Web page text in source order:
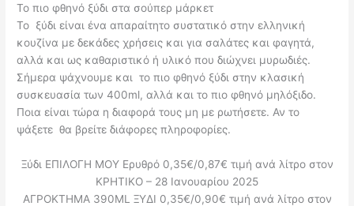
Το πιο φθηνό ξύδι στα σούπερ μάρκετ
Το ξύδι είναι ένα απαραίτητο συστατικό στην ελληνική
κουζίνα με δεκάδες χρήσεις και για σαλάτες και φαγητά,
αλλά και ως καθαριστικό ή υλικό που διώχνει μυρωδιές.
Σήμερα ψάχνουμε και το πιο φθηνό ξύδι στην κλασική
συσκευασία των 400ml, αλλά και το πιο φθηνό μηλόξιδο.
Ποια είναι τώρα η διαφορά τους μη με ρωτήσετε. Αν το
ψάξετε θα βρείτε διάφορες πληροφορίες.
Ξύδι ΕΠΙΛΟΓΗ ΜΟΥ Ερυθρό 0,35€/0,87€ τιμή ανά λίτρο στον
ΚΡΗΤΙΚΟ – 28 Ιανουαρίου 2025
ΑΓΡΟΚΤΗΜΑ 390ML ΞΥΔΙ 0,35€/0,90€ τιμή ανά λίτρο στον